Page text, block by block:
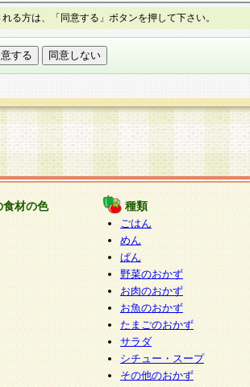
る場合は、当社が規定する個人情報管理基準を満た
な取り扱いが行われるよう監督します。
により取得した開示対象個人情報の利用目的の通
削除・利用の停止・消去及び第三者への提供の禁止
ます。）に応じます。
す。
談窓口
paku-info@pakusuku.com
、個人情報の取扱いについて同意をいただけない場
客様からのお問い合わせ・ご相談への対応ができな
さい。
る方は、「同意する」ボタンを押して下さい。
食材の色 種類
ごはん
めん
ぱん
野菜のおかず
お肉のおかず
お魚のおかず
たまごのおかず
サラダ
シチュー・スープ
その他のおかず